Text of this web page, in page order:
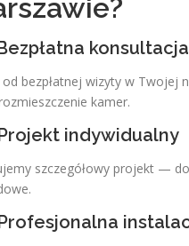
bezpłatnej wizyty w Twojej
kamer.
indywidualny
szczegółowy projekt —